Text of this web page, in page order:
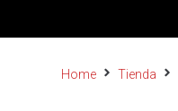
Home Tienda